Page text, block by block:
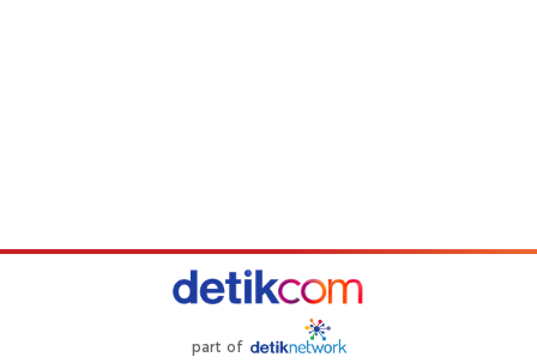
part of